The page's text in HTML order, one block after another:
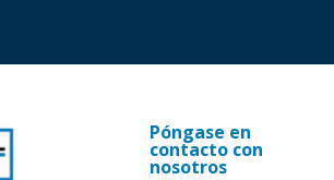
Póngase en
contacto con
nosotros